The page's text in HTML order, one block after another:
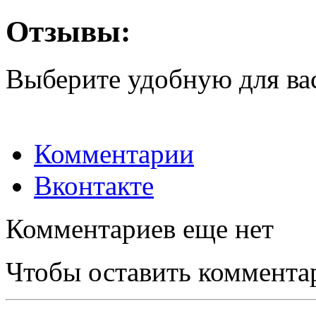
Отзывы:
Выберите удобную для
Комментарии
Вконтакте
Комментариев еще нет
Чтобы оставить